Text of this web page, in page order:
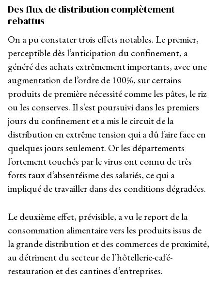
Des flux de distribution complètement
rebattus
On a pu constater trois effets notables. Le premier,
perceptible dès l’anticipation du confinement, a
généré des achats extrêmement importants, avec une
augmentation de l’ordre de 100%, sur certains
produits de première nécessité comme les pâtes, le riz
ou les conserves. Il s’est poursuivi dans les premiers
jours du confinement et a mis le circuit de la
distribution en extrême tension qui a dû faire face en
quelques jours seulement. Or les départements
fortement touchés par le virus ont connu de très
forts taux d’absentéisme des salariés, ce qui a
impliqué de travailler dans des conditions dégradées.
Le deuxième effet, prévisible, a vu le report de la
consommation alimentaire vers les produits issus de
la grande distribution et des commerces de proximité,
au détriment du secteur de l’hôtellerie-café-
restauration et des cantines d’entreprises.